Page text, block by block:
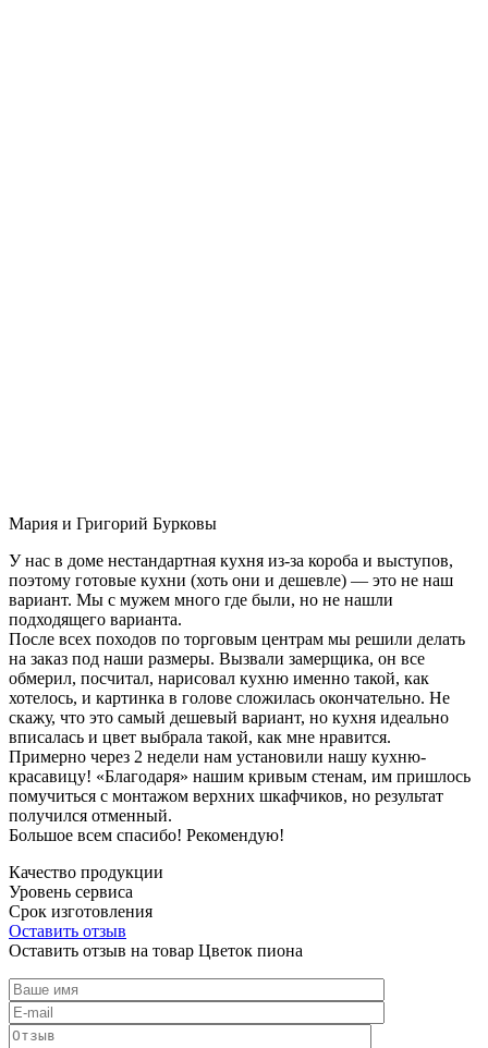
Мария и Григорий Бурковы
У нас в доме нестандартная кухня из-за короба и выступов,
поэтому готовые кухни (хоть они и дешевле) — это не наш
вариант. Мы с мужем много где были, но не нашли
подходящего варианта.
После всех походов по торговым центрам мы решили делать
на заказ под наши размеры. Вызвали замерщика, он все
обмерил, посчитал, нарисовал кухню именно такой, как
хотелось, и картинка в голове сложилась окончательно. Не
скажу, что это самый дешевый вариант, но кухня идеально
вписалась и цвет выбрала такой, как мне нравится.
Примерно через 2 недели нам установили нашу кухню-
красавицу! «Благодаря» нашим кривым стенам, им пришлось
помучиться с монтажом верхних шкафчиков, но результат
получился отменный.
Большое всем спасибо! Рекомендую!
Качество продукции
Уровень сервиса
Срок изготовления
Оставить отзыв
Оставить отзыв на товар Цветок пиона